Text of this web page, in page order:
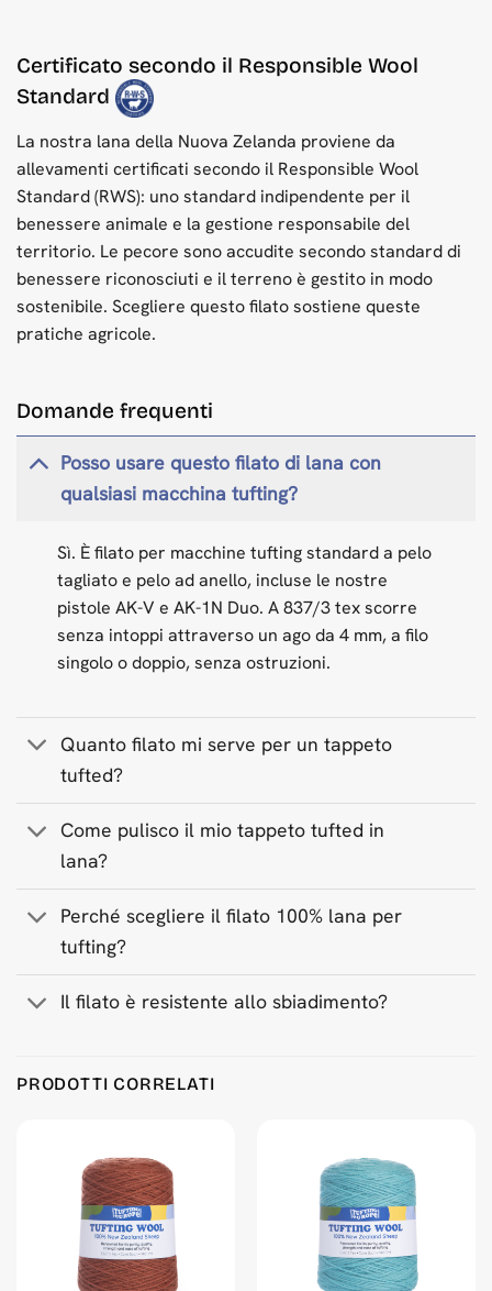
Certificato secondo il Responsible Wool
Standard
La nostra lana della Nuova Zelanda proviene da
allevamenti certificati secondo il Responsible Wool
Standard (RWS): uno standard indipendente per il
benessere animale e la gestione responsabile del
territorio. Le pecore sono accudite secondo standard di
benessere riconosciuti e il terreno è gestito in modo
sostenibile. Scegliere questo filato sostiene queste
pratiche agricole.
Domande frequenti
Posso usare questo filato di lana con
qualsiasi macchina tufting?
Sì. È filato per macchine tufting standard a pelo
tagliato e pelo ad anello, incluse le nostre
pistole AK-V e AK-1N Duo. A 837/3 tex scorre
senza intoppi attraverso un ago da 4 mm, a filo
singolo o doppio, senza ostruzioni.
Quanto filato mi serve per un tappeto
tufted?
Come pulisco il mio tappeto tufted in
lana?
Perché scegliere il filato 100% lana per
tufting?
Il filato è resistente allo sbiadimento?
Rating: 5/5
Good quality yarn at a great price!
Mon Jan 13 2025 15:20:28 GMT+0000 (Coordinated
PRODOTTI CORRELATI